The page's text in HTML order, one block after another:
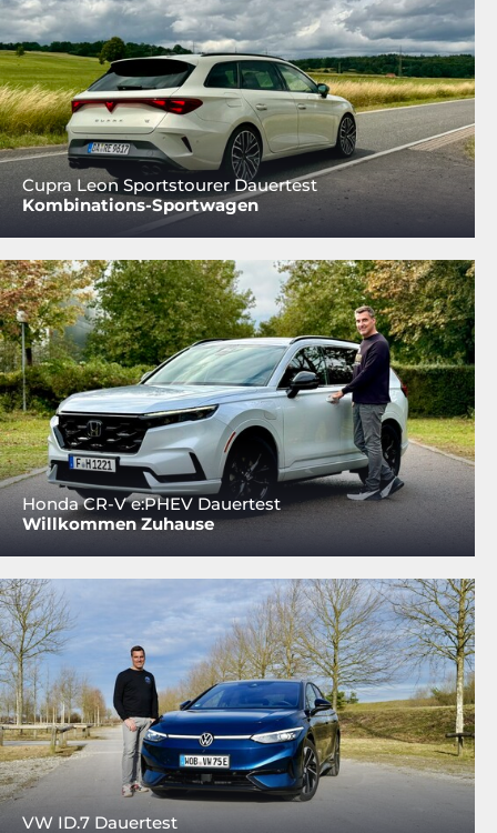
Cupra Leon Sportstourer Dauertest
Kombinations-Sportwagen
Honda CR-V e:PHEV Dauertest
Willkommen Zuhause
VW ID.7 Dauertest